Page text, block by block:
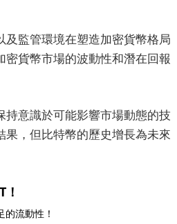
監管環境在塑造加密貨幣格局
貨幣市場的波動性和潛在回報
意識於可能影響市場動態的技
，但比特幣的歷史增長為未來
流動性！